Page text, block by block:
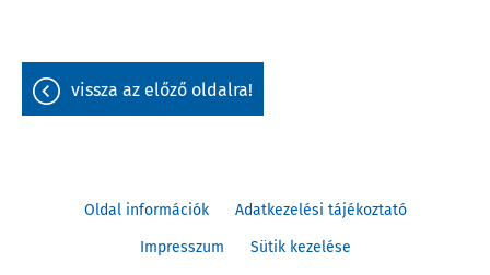
vissza az előző oldalra!
Oldal információk
Adatkezelési tájékoztató
Impresszum
Sütik kezelése